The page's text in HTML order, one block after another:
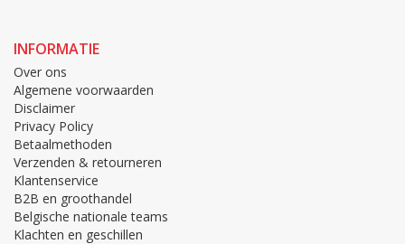
INFORMATIE
Over ons
Algemene voorwaarden
Disclaimer
Privacy Policy
Betaalmethoden
Verzenden & retourneren
Klantenservice
B2B en groothandel
Belgische nationale teams
Klachten en geschillen